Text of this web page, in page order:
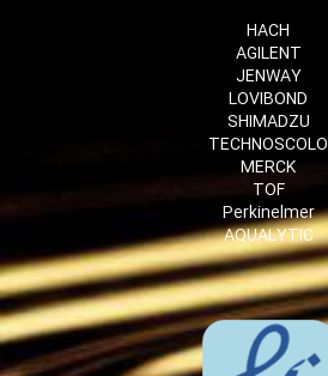
HACH
AGILENT
JENWAY
LOVIBOND
SHIMADZU
TECHNOSCOLO
MERCK
TOF
Perkinelmer
AQUALYTIC